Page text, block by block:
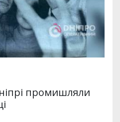
промишляли